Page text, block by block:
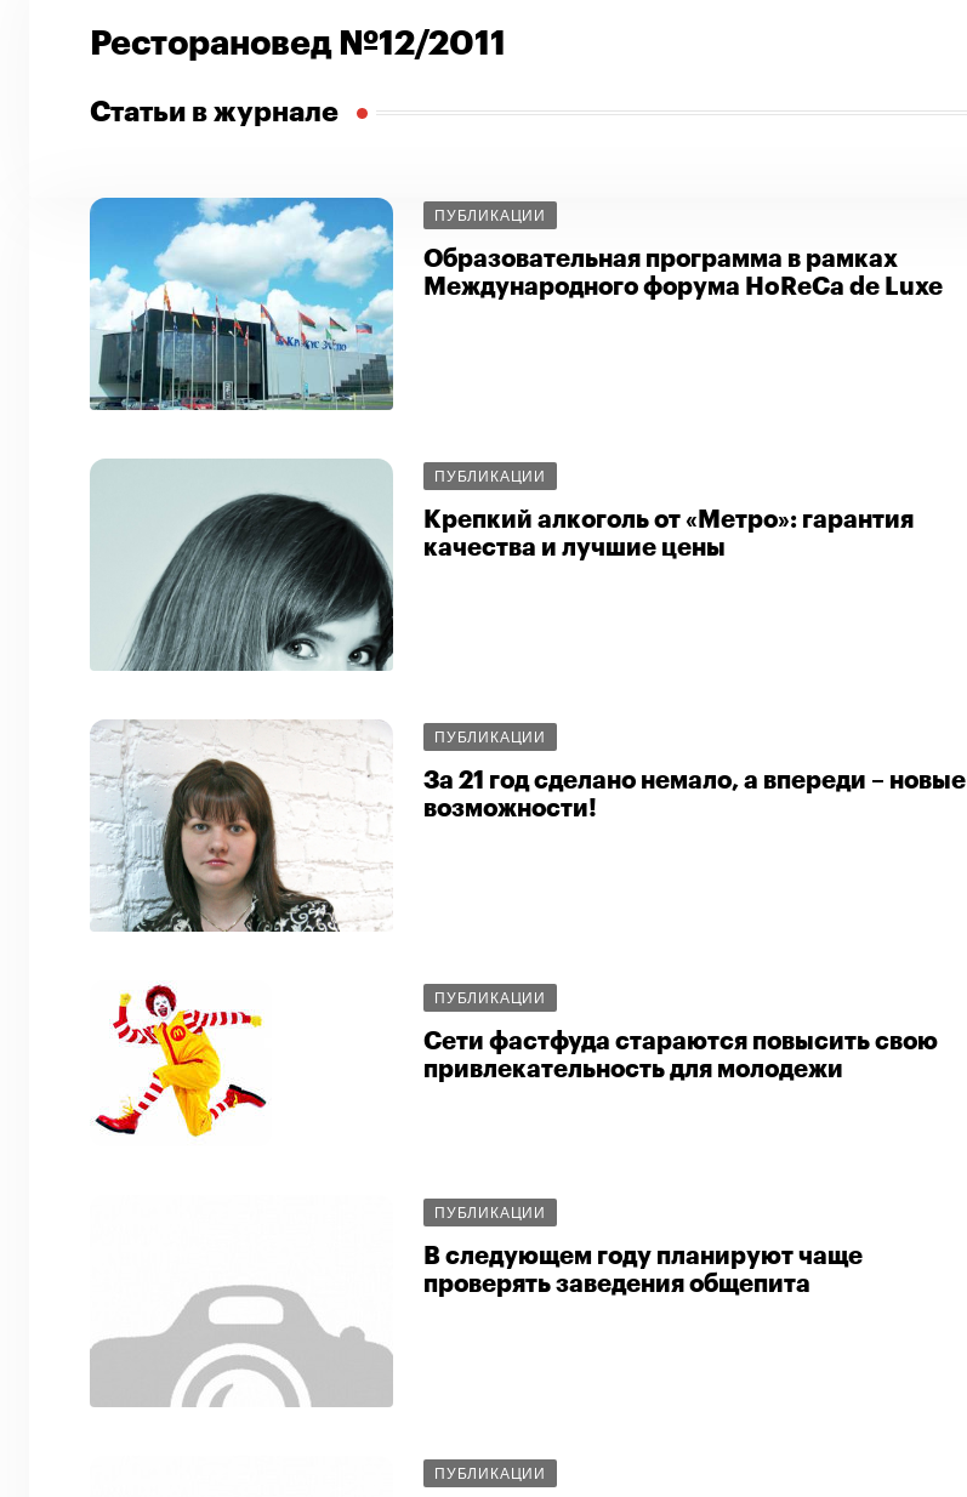
Ресторановед №12/2011
Статьи в журнале
ПУБЛИКАЦИИ
Образовательная программа в рамках
Международного форума HoReCa de Luxe
ПУБЛИКАЦИИ
Крепкий алкоголь от «Метро»: гарантия
качества и лучшие цены
ПУБЛИКАЦИИ
За 21 год сделано немало, а впереди – новые
возможности!
ПУБЛИКАЦИИ
Сети фастфуда стараются повысить свою
привлекательность для молодежи
ПУБЛИКАЦИИ
В следующем году планируют чаще
проверять заведения общепита
ПУБЛИКАЦИИ